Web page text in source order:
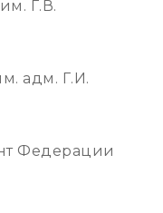
Г.В.
адм. Г.И.
Федерации